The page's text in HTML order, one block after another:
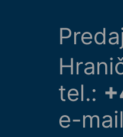
tel.:
e-